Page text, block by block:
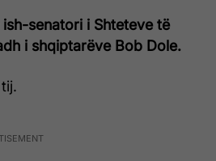
senatori i Shteteve të
i shqiptarëve Bob Dole.